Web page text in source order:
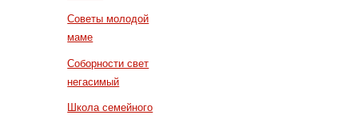
Советы молодой
маме
Соборности свет
негасимый
Школа семейного